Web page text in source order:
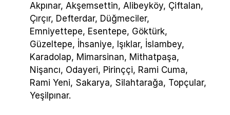
Akpınar, Akşemsettin, Alibeyköy, Çiftalan,
Çırçır, Defterdar, Düğmeciler,
Emniyettepe, Esentepe, Göktürk,
Güzeltepe, İhsaniye, Işıklar, İslambey,
Karadolap, Mimarsinan, Mithatpaşa,
Nişancı, Odayeri, Pirinççi, Rami Cuma,
Rami Yeni, Sakarya, Silahtarağa, Topçular,
Yeşilpınar.